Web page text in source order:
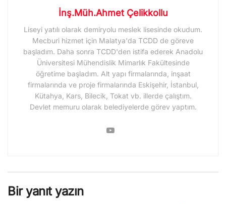
İnş.Müh.Ahmet Çelikkollu
Liseyi yatılı olarak demiryolu meslek lisesinde okudum.
Mecburi hizmet için Malatya'da TCDD de göreve
başladım. Daha sonra TCDD'den istifa ederek Anadolu
Üniversitesi Mühendislik Mimarlık Fakültesinde
öğretime başladım. Alt yapı firmalarında, inşaat
firmalarında ve proje firmalarında Eskişehir, İstanbul,
Kütahya, Kars, Bilecik, Tokat vb. illerde çalıştım.
Devlet memuru olarak belediyelerde görev yaptım.
Bir yanıt yazın